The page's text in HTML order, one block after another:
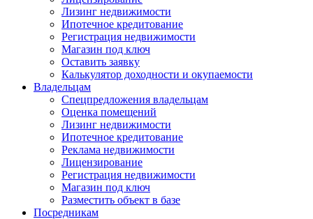
Лизинг недвижимости
Ипотечное кредитование
Регистрация недвижимости
Магазин под ключ
Оставить заявку
Калькулятор доходности и окупаемости
Владельцам
Спецпредложения владельцам
Оценка помещений
Лизинг недвижимости
Ипотечное кредитование
Реклама недвижимости
Лицензирование
Регистрация недвижимости
Магазин под ключ
Разместить объект в базе
Посредникам